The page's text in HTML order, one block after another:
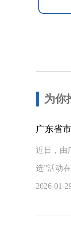
为你
广东省
近日，由
选”活动
2026-01-